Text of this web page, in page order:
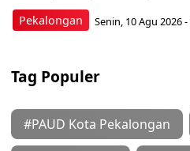
Pekalongan Senin, 10 Agu 2026 -
Tag Populer
#PAUD Kota Pekalongan